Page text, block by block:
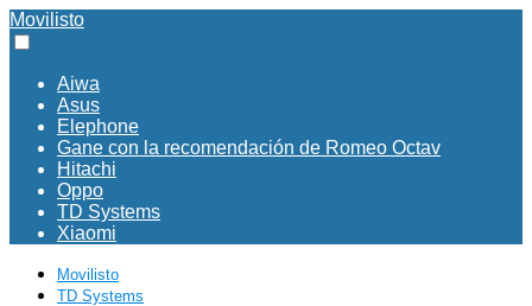
Movilisto
Aiwa
Asus
Elephone
Gane con la recomendación de Romeo Octav
Hitachi
Oppo
TD Systems
Xiaomi
Movilisto
TD Systems